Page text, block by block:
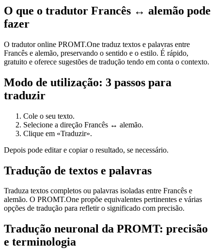
O que o tradutor Francês ↔ alemão pode
fazer
O tradutor online PROMT.One traduz textos e palavras entre
Francês e alemão, preservando o sentido e o estilo. É rápido,
gratuito e oferece sugestões de tradução tendo em conta o contexto.
Modo de utilização: 3 passos para
traduzir
Cole o seu texto.
Selecione a direção Francês ↔ alemão.
Clique em «Traduzir».
Depois pode editar e copiar o resultado, se necessário.
Tradução de textos e palavras
Traduza textos completos ou palavras isoladas entre Francês e
alemão. O PROMT.One propõe equivalentes pertinentes e várias
opções de tradução para refletir o significado com precisão.
Tradução neuronal da PROMT: precisão
e terminologia